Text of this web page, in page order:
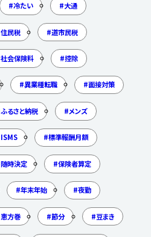
冷たい 大通
住民税 道市民税
社会保険料 控除
異業種転職 面接対策
ふるさと納税 メンズ
ISMS 標準報酬月額
随時決定 保険者算定
年末年始 夜勤
恵方巻 節分 豆まき